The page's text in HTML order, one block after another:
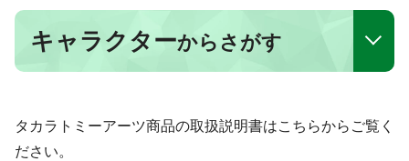
キャラクターからさがす
タカラトミーアーツ商品の取扱説明書はこちらからご覧く
ださい。